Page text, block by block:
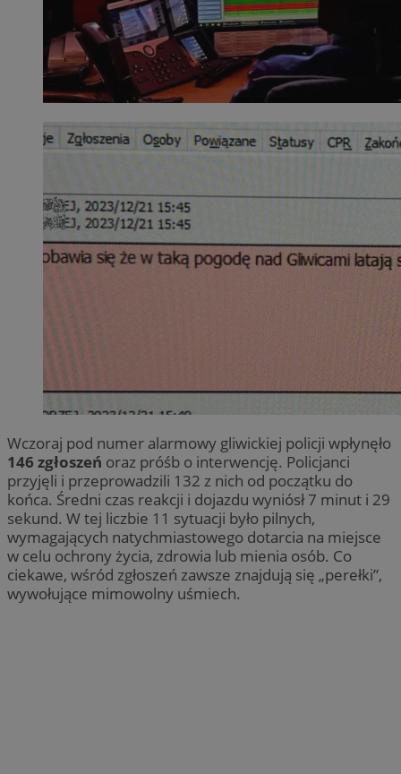
Wczoraj pod numer alarmowy gliwickiej policji wpłynęło
146 zgłoszeń oraz próśb o interwencję. Policjanci
przyjęli i przeprowadzili 132 z nich od początku do
końca. Średni czas reakcji i dojazdu wyniósł 7 minut i 29
sekund. W tej liczbie 11 sytuacji było pilnych,
wymagających natychmiastowego dotarcia na miejsce
w celu ochrony życia, zdrowia lub mienia osób. Co
ciekawe, wśród zgłoszeń zawsze znajdują się „perełki”,
wywołujące mimowolny uśmiech.